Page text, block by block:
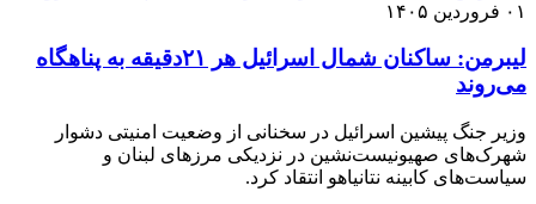
۰۱ فروردین ۱۴۰۵
لیبرمن: ساکنان شمال اسرائیل هر ۲۱دقیقه به پناهگاه
می‌روند
وزیر جنگ پیشین اسرائیل در سخنانی از وضعیت امنیتی دشوار
شهرک‌های صهیونیست‌نشین در نزدیکی مرزهای لبنان و
سیاست‌های کابینه نتانیاهو انتقاد کرد.